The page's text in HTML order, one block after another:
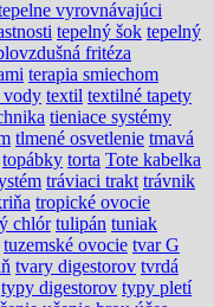
vyrovnávajúci
tepelný šok tepelný
fritéza
terapia smiechom
vody textil textilné tapety
tieniace systémy
tlmené osvetlenie tmavá
topábky torta Tote kabelka
tráviaci trakt trávnik
tropické ovocie
chlór tulipán tuniak
tuzemské ovocie tvar G
tvary digestorov tvrdá
typy digestorov typy pletí